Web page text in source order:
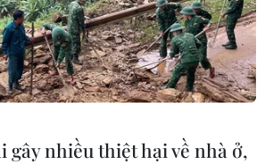
Xem thêm
gây nhiều thiệt hại về nhà ở,